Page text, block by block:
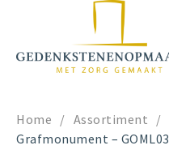
Home / Assortiment /
Grafmonument – GOML03